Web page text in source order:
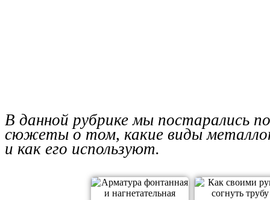
В данной рубрике мы постарались
сюжеты о том, какие виды
и как его используют.